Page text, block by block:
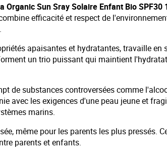
Organic Sun Sray Solaire Enfant Bio SPF30
efficacité et respect de
apaisantes et hydratantes, travaille en
un trio puissant qui maintient
de substances controversées comme
avec les exigences d'une peau jeune et
marins.
même pour les parents les plus pressés.
parents et enfants.